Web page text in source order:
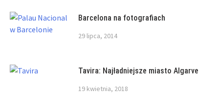
Barcelona na fotografiach
29 lipca, 2014
Tavira: Najładniejsze miasto Algarve
19 kwietnia, 2018